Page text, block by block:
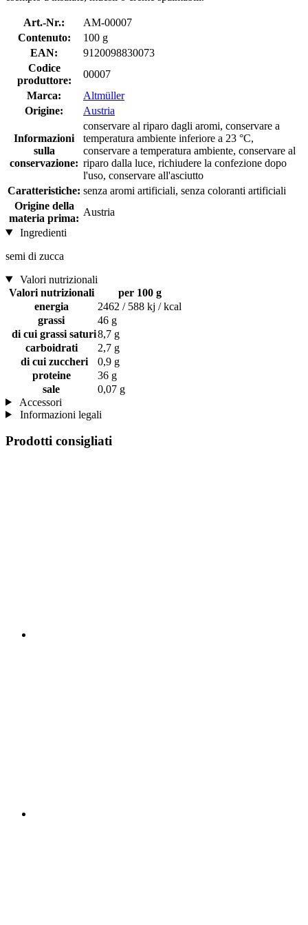
Art.-Nr.:
AM-00007
Contenuto:
100 g
EAN:
9120098830073
Codice
produttore:
00007
Marca:
Altmüller
Origine:
Austria
Informazioni
sulla
conservazione:
conservare al riparo dagli aromi, conservare a
temperatura ambiente inferiore a 23 °C,
conservare a temperatura ambiente, conservare al
riparo dalla luce, richiudere la confezione dopo
l'uso, conservare all'asciutto
Caratteristiche: senza aromi artificiali, senza coloranti artificiali
Origine della
materia prima:
Austria
Ingredienti
semi di zucca
Valori nutrizionali
Valori nutrizionali
per 100 g
energia
2462 / 588 kj / kcal
grassi
46 g
di cui grassi saturi8,7 g
carboidrati
2,7 g
di cui zuccheri
0,9 g
proteine
36 g
sale
0,07 g
Accessori
Informazioni legali
Prodotti consigliati